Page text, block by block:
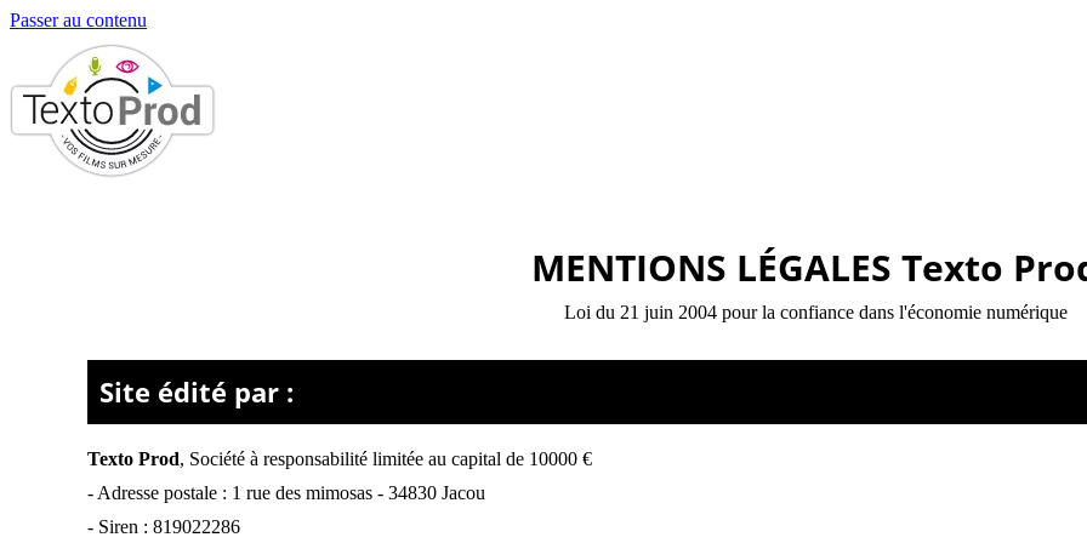
Passer au contenu
MENTIONS LÉGALES Texto
Loi du 21 juin 2004 pour la confiance dans l'économie numérique
Site édité par :
Texto Prod, Société à responsabilité limitée au capital de 10000 €
- Adresse postale : 1 rue des mimosas - 34830 Jacou
- Siren : 819022286